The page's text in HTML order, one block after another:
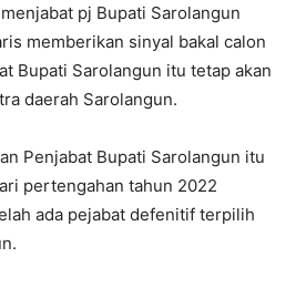
pj Bupati Sarolangun
memberikan sinyal bakal calon
Bupati Sarolangun itu tetap akan
daerah Sarolangun.
Penjabat Bupati Sarolangun itu
pertengahan tahun 2022
ada pejabat defenitif terpilih